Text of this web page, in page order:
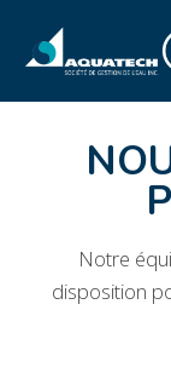
Notre
disposition